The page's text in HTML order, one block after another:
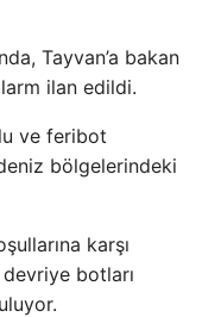
Tayvan’a bakan
ilan edildi.
ve feribot
bölgelerindeki
karşı
botları